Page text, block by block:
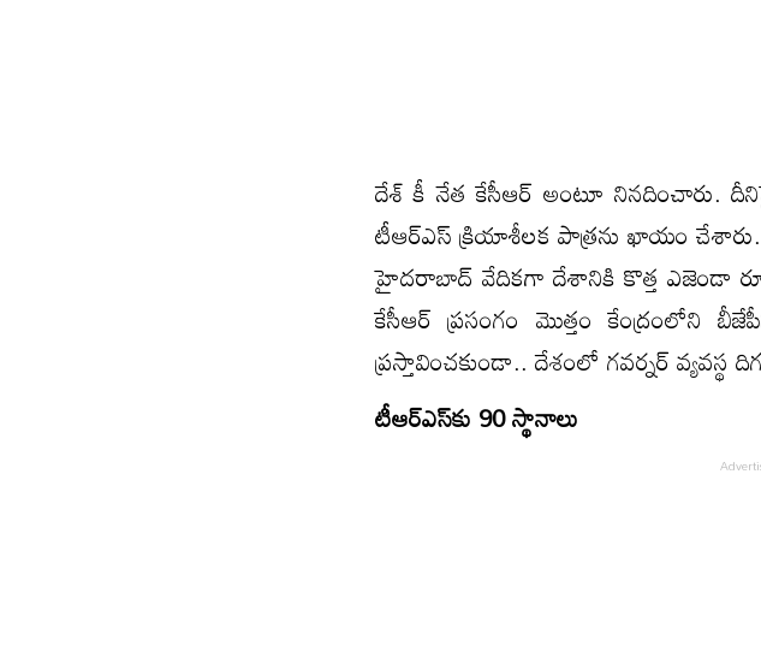
దేశ్‌ కీ నేత కేసీఆర్‌ అంటూ నినదించారు.
టీఆర్‌ఎస్‌ క్రియాశీలక పాత్రను ఖాయం
హైదరాబాద్‌ వేదికగా దేశానికి కొత్త ఎజెండా
కేసీఆర్‌ ప్రసంగం మొత్తం కేంద్రంలోని
ప్రస్తావించకుండా.. దేశంలో గవర్నర్‌
టీఆర్‌ఎస్‌కు 90 స్థానాలు